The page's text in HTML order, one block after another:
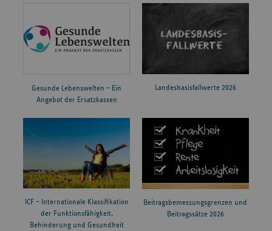
Gesunde Lebenswelten – Ein
Angebot der Ersatzkassen
Landesbasisfallwerte 2026
ICF – Internationale Klassifikation
der Funktionsfähigkeit,
Behinderung und Gesundheit
Beitragsbemessungsgrenzen und
Beitragssätze 2026